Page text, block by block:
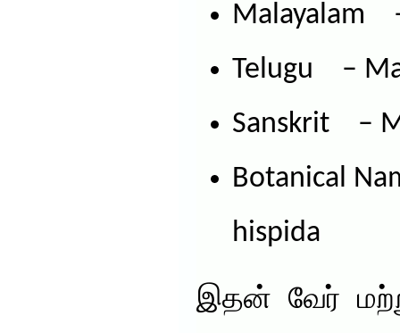
Malayalam
Telugu –
Sanskrit –
Botanical
hispida
இதன் வேர்